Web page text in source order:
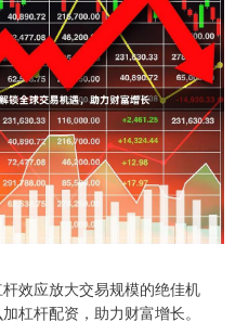
效应放大交易规模的绝佳机
杠杆配资，助力财富增长。